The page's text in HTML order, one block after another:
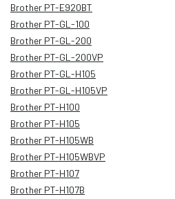
Brother PT-E920BT
Brother PT-GL-100
Brother PT-GL-200
Brother PT-GL-200VP
Brother PT-GL-H105
Brother PT-GL-H105VP
Brother PT-H100
Brother PT-H105
Brother PT-H105WB
Brother PT-H105WBVP
Brother PT-H107
Brother PT-H107B